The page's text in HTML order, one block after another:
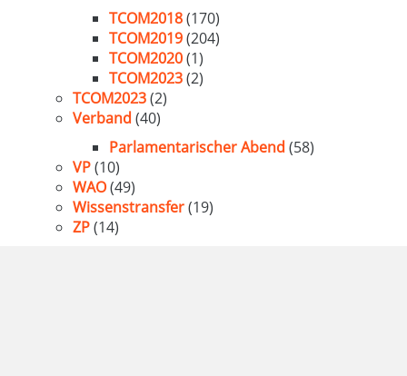
TCOM2018(170)
TCOM2019(204)
TCOM2020(1)
TCOM2023(2)
TCOM2023(2)
Verband (40)
Parlamentarischer Abend (58)
VP(10)
WAO(49)
Wissenstransfer(19)
ZP(14)